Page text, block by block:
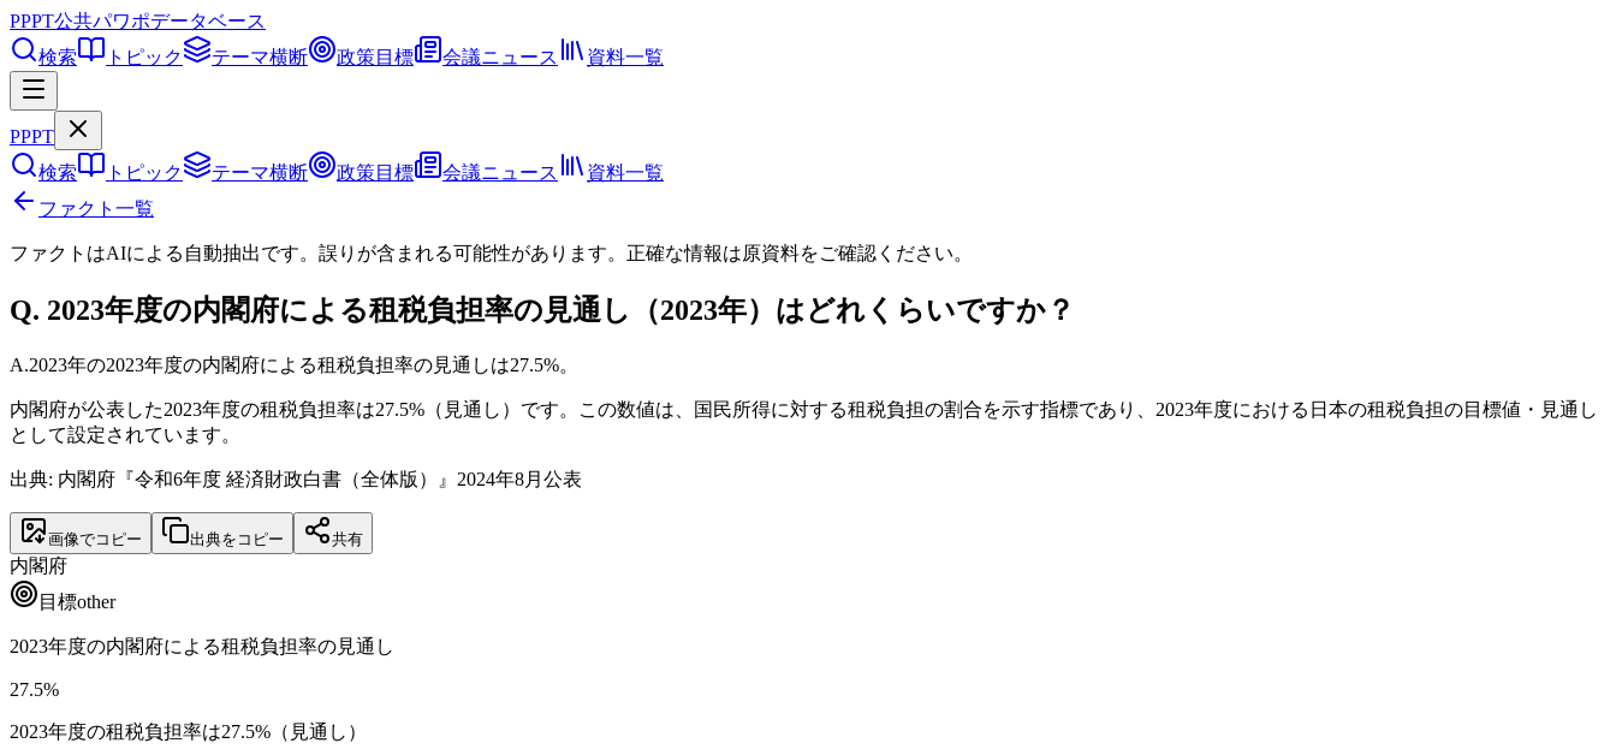
PPPT公共パワポデータベース
検索
トピック テーマ横断 政策目標 会議ニュース 資料一覧
PPPT
検索
トピック テーマ横断 政策目標 会議ニュース
資料一覧
ファクト一覧
ファクトはAIによる自動抽出です。誤りが含まれる可能性があります。正確な情報は原資料をご確認ください。
Q. 2023年度の内閣府による租税負担率の見通し（2023年）はどれくらいですか？
A.2023年の2023年度の内閣府による租税負担率の見通しは27.5%。
内閣府が公表した2023年度の租税負担率は27.5%（見通し）です。この数値は、国民所得に対する租税負担の割合を示す指標であり、2023年度における日本の租税負担の目標値・見通し
として設定されています。
出典: 内閣府『令和6年度 経済財政白書（全体版）』2024年8月公表
画像でコピー 出典をコピー 共有
内閣府
目標other
2023年度の内閣府による租税負担率の見通し
27.5%
2023年度の租税負担率は27.5%（見通し）